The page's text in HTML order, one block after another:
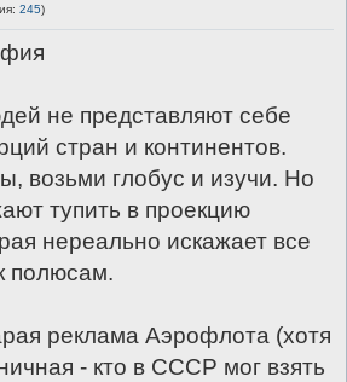
245)
не представляют себе
стран и континентов.
возьми глобус и изучи. Но
тупить в проекцию
нереально искажает все
полюсам.
реклама Аэрофлота (хотя
- кто в СССР мог взять